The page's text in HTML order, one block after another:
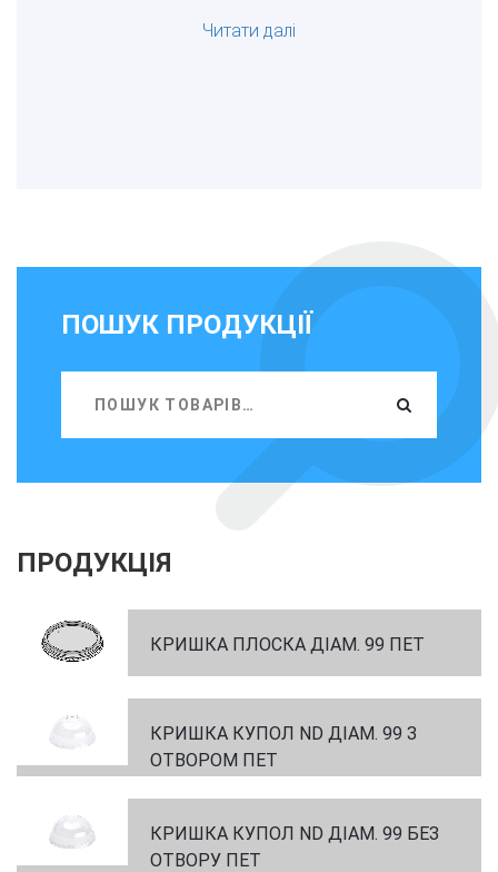
Читати далі
ПОШУК ПРОДУКЦІЇ
ПРОДУКЦІЯ
КРИШКА ПЛОСКА ДІАМ. 99 ПЕТ
КРИШКА КУПОЛ ND ДІАМ. 99 З
ОТВОРОМ ПЕТ
КРИШКА КУПОЛ ND ДІАМ. 99 БЕЗ
ОТВОРУ ПЕТ